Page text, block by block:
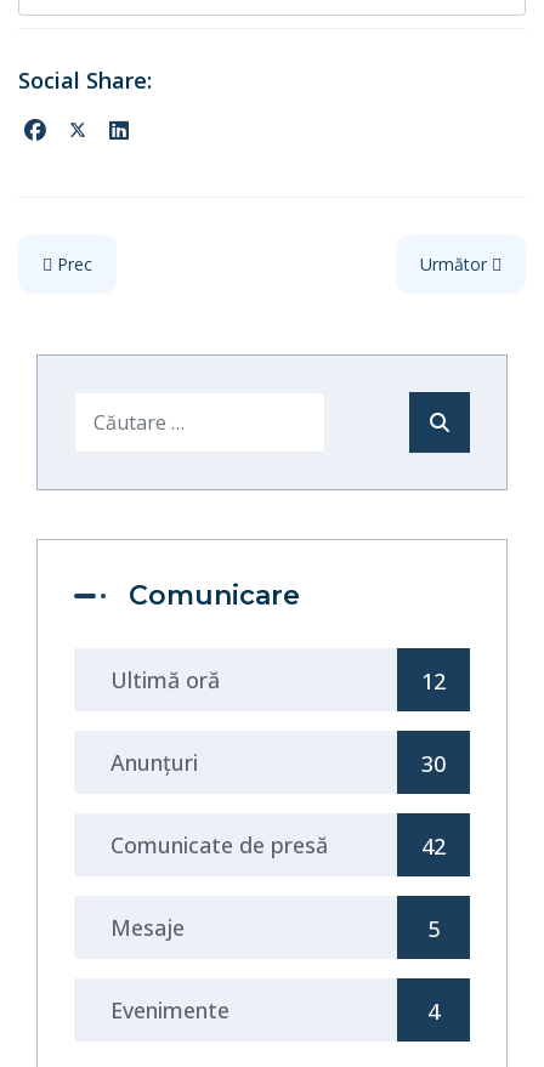
Articol precedent: ANUNȚ: Anulare concurs pentru cele 3
Prec Articolul
Următor
Comunicare
Ultimă oră 12
Anunţuri 30
Comunicate de presă 42
Mesaje 5
Evenimente 4